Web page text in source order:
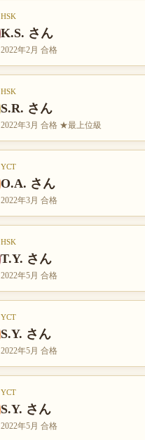
HSK
K.S. さん
2022年2月 合格
HSK
S.R. さん
2022年3月 合格 ★最上位級
YCT
O.A. さん
2022年3月 合格
HSK
T.Y. さん
2022年5月 合格
YCT
S.Y. さん
2022年5月 合格
YCT
S.Y. さん
2022年5月 合格